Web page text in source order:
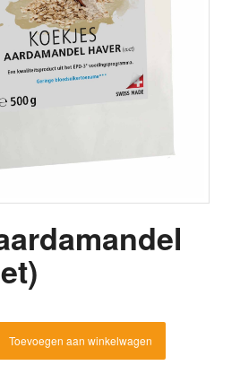
Toevoegen aan winkelwagen